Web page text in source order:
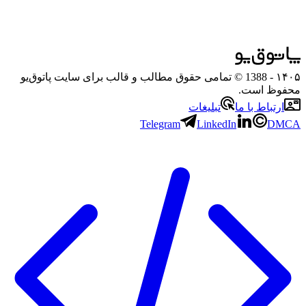
۱۴۰۵
- 1388 © تمامی حقوق مطالب و قالب برای سایت پاتوق‌یو
محفوظ است.
ارتباط با ما
تبلیغات
Telegram
LinkedIn DMCA